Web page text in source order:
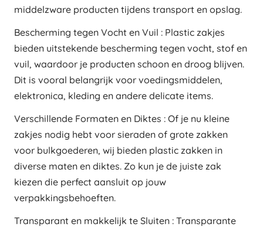
middelzware producten tijdens transport en opslag.
Bescherming tegen Vocht en Vuil : Plastic zakjes
bieden uitstekende bescherming tegen vocht, stof en
vuil, waardoor je producten schoon en droog blijven.
Dit is vooral belangrijk voor voedingsmiddelen,
elektronica, kleding en andere delicate items.
Verschillende Formaten en Diktes : Of je nu kleine
zakjes nodig hebt voor sieraden of grote zakken
voor bulkgoederen, wij bieden plastic zakken in
diverse maten en diktes. Zo kun je de juiste zak
kiezen die perfect aansluit op jouw
verpakkingsbehoeften.
Transparant en makkelijk te Sluiten : Transparante